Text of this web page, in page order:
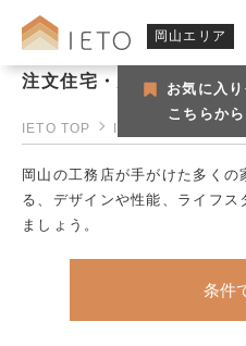
岡山エリア
お気に入
こちらか
注文住宅・建築実例 | 岡
IETO TOP
岡山の工務店が手がけた多く
る、デザインや性能、ライフ
ましょう。
条件